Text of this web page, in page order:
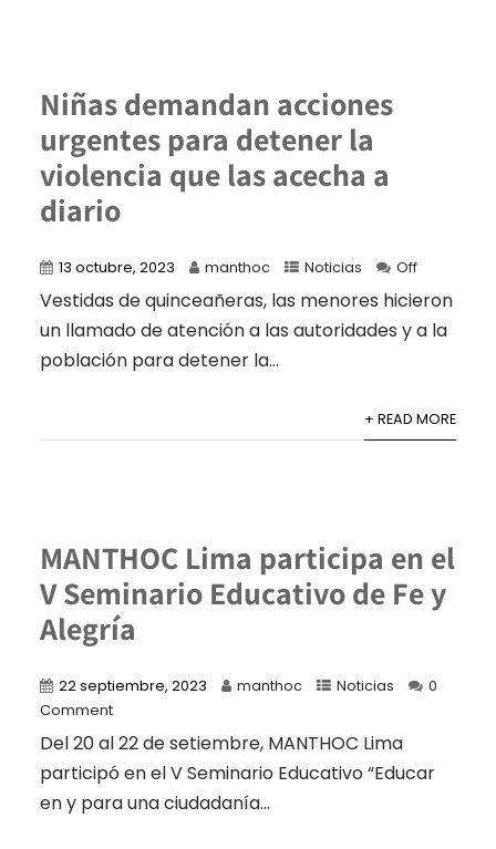
Niñas demandan acciones
urgentes para detener la
violencia que las acecha a
diario
13 octubre, 2023 manthoc Noticias Off
Vestidas de quinceañeras, las menores hicieron
un llamado de atención a las autoridades y a la
población para detener la...
+ READ MORE
MANTHOC Lima participa en el
V Seminario Educativo de Fe y
Alegría
22 septiembre, 2023 manthoc Noticias
0
Comment
Del 20 al 22 de setiembre, MANTHOC Lima
participó en el V Seminario Educativo “Educar
en y para una ciudadanía...